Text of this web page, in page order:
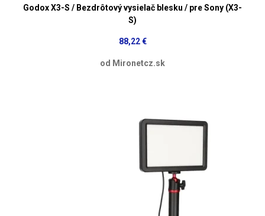
Godox X3-S / Bezdrôtový vysielač blesku / pre Sony (X3-
S)
88,22 €
od Mironetcz.sk